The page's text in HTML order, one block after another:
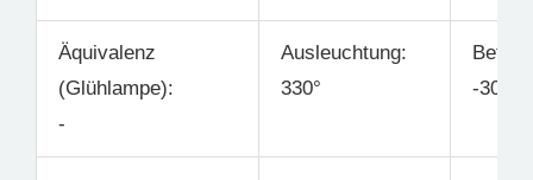
Äquivalenz
(Glühlampe):
-
Ausleuchtung:
330°
-30°C